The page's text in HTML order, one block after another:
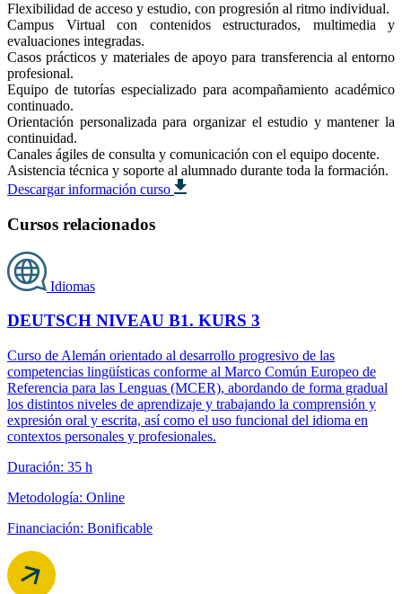
Flexibilidad de acceso y estudio, con progresión al ritmo individual.
Campus Virtual con contenidos estructurados, multimedia y
evaluaciones integradas.
Casos prácticos y materiales de apoyo para transferencia al entorno
profesional.
Equipo de tutorías especializado para acompañamiento académico
continuado.
Orientación personalizada para organizar el estudio y mantener la
continuidad.
Canales ágiles de consulta y comunicación con el equipo docente.
Asistencia técnica y soporte al alumnado durante toda la formación.
Descargar información curso
Cursos relacionados
Idiomas
DEUTSCH NIVEAU B1. KURS 3
Curso de Alemán orientado al desarrollo progresivo de las
competencias lingüísticas conforme al Marco Común Europeo de
Referencia para las Lenguas (MCER), abordando de forma gradual
los distintos niveles de aprendizaje y trabajando la comprensión y
expresión oral y escrita, así como el uso funcional del idioma en
contextos personales y profesionales.
Duración: 35 h
Metodología: Online
Financiación: Bonificable